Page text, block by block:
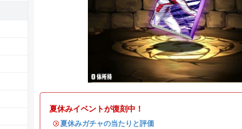
夏休みイベントが復刻中！
・夏休みガチャの当たりと評価